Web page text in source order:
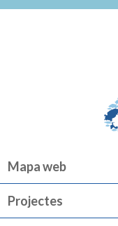
Mapa web
Projectes